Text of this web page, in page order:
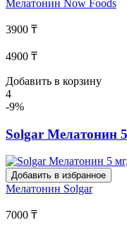
Мелатонин Now Foods
3900 ₸
4900 ₸
Добавить в корзину
4
-9%
Solgar Мелатонин
Добавить в избранное
Мелатонин Solgar
7000 ₸